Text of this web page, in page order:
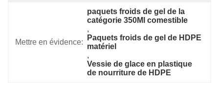
Mettre en évidence:
paquets froids de gel de la
catégorie 350Ml comestible
,
Paquets froids de gel de HDPE
matériel
,
Vessie de glace en plastique
de nourriture de HDPE